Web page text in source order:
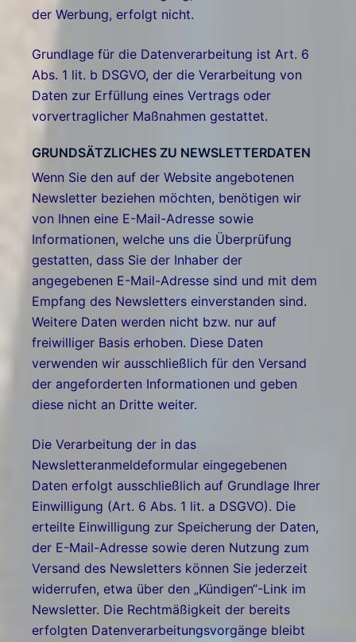
der Werbung, erfolgt nicht.
Grundlage für die Datenverarbeitung ist Art. 6
Abs. 1 lit. b DSGVO, der die Verarbeitung von
Daten zur Erfüllung eines Vertrags oder
vorvertraglicher Maßnahmen gestattet.
GRUNDSÄTZLICHES ZU NEWSLETTERDATEN
Wenn Sie den auf der Website angebotenen
Newsletter beziehen möchten, benötigen wir
von Ihnen eine E-Mail-Adresse sowie
Informationen, welche uns die Überprüfung
gestatten, dass Sie der Inhaber der
angegebenen E-Mail-Adresse sind und mit dem
Empfang des Newsletters einverstanden sind.
Weitere Daten werden nicht bzw. nur auf
freiwilliger Basis erhoben. Diese Daten
verwenden wir ausschließlich für den Versand
der angeforderten Informationen und geben
diese nicht an Dritte weiter.
Die Verarbeitung der in das
Newsletteranmeldeformular eingegebenen
Daten erfolgt ausschließlich auf Grundlage Ihrer
Einwilligung (Art. 6 Abs. 1 lit. a DSGVO). Die
erteilte Einwilligung zur Speicherung der Daten,
der E-Mail-Adresse sowie deren Nutzung zum
Versand des Newsletters können Sie jederzeit
widerrufen, etwa über den „Kündigen“-Link im
Newsletter. Die Rechtmäßigkeit der bereits
erfolgten Datenverarbeitungsvorgänge bleibt